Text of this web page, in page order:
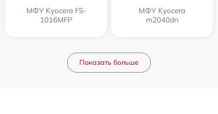
МФУ Kyocera FS-
1016MFP
МФУ Kyocera
m2040dn
Показать больше